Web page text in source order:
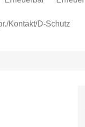
Kontakt/D-Schutz